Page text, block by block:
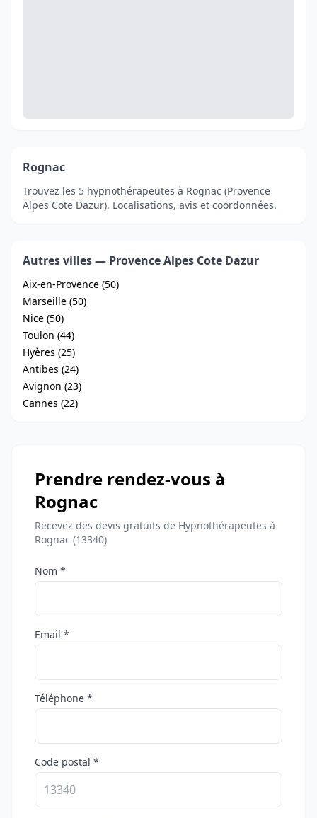
Rognac
Trouvez les 5 hypnothérapeutes à Rognac (Provence
Alpes Cote Dazur). Localisations, avis et coordonnées.
Autres villes — Provence Alpes Cote Dazur
Aix-en-Provence (50)
Marseille (50)
Nice (50)
Toulon (44)
Hyères (25)
Antibes (24)
Avignon (23)
Cannes (22)
Prendre rendez-vous à
Rognac
Recevez des devis gratuits de Hypnothérapeutes à
Rognac (13340)
Nom *
Email *
Téléphone *
Code postal *